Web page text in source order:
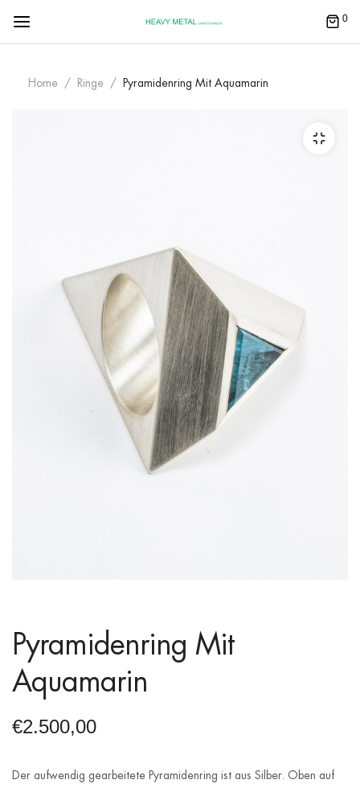
0
Home Ringe Pyramidenring Mit Aquamarin
Pyramidenring Mit
Aquamarin
€2.500,00
Der aufwendig gearbeitete Pyramidenring ist aus Silber. Oben auf